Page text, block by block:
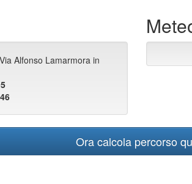
Alfonso Lamarmora in
Ora calcola percorso